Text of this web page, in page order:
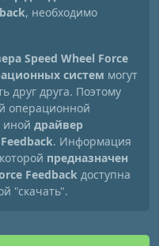
, необходимо
Speed Wheel Force
систем могут
друг друга. Поэтому
операционной
иной драйвер
. Информация
предназначен
Feedback доступна
"скачать".